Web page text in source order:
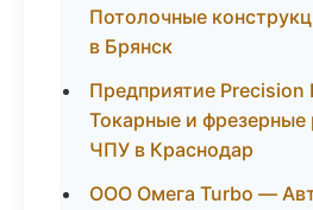
Потолочные
в Брянск
Предприятие
Токарные и фрезерные
ЧПУ в Краснодар
ООО Омега Turbo —